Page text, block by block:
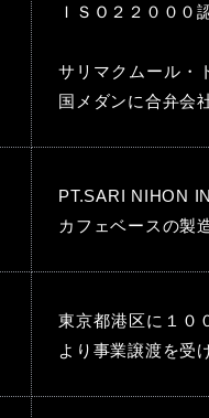
ＩＳＯ２２０００
サリマクムール・
国メダンに合弁会
PT.SARI NIHON
カフェベースの製
東京都港区に１
より事業譲渡を受